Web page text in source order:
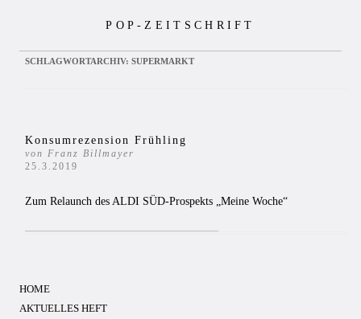
POP-ZEITSCHRIFT
SCHLAGWORTARCHIV: SUPERMARKT
Konsumrezension Frühling
von Franz Billmayer
25.3.2019
Zum Relaunch des ALDI SÜD-Prospekts „Meine Woche“
HOME
AKTUELLES HEFT